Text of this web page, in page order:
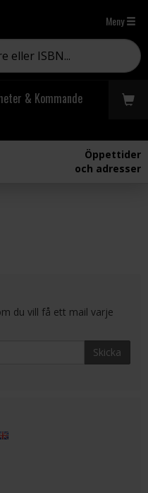
Meny
& Kommande
Öppettider
och adresser
du vill få ett mail varje
Skicka